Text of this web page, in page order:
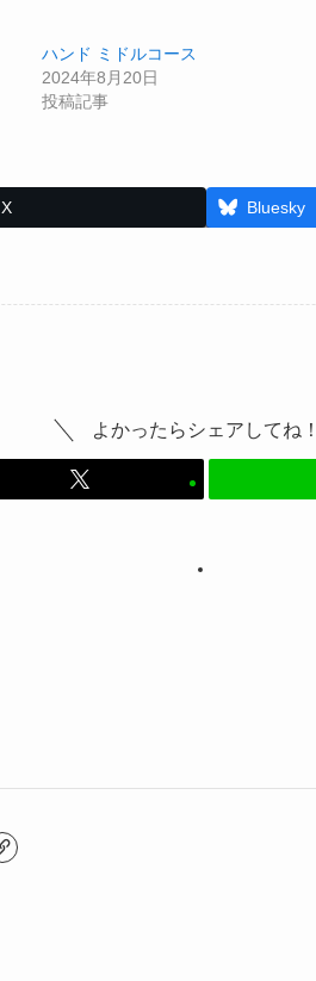
ハンド ミドルコース
2024年8月20日
投稿記事
X Bluesky
よかったらシェアしてね！